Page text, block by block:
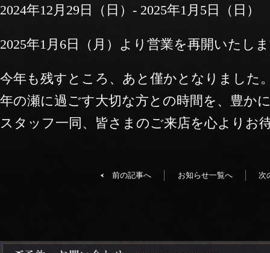
2024年12月29日（日）- 2025年1月5日（日
2025年1月6日（月）より営業を再開いたし
今年も残すところ、あと僅かとなりました
年の瀬に過ごす大切な方との時間を、豊か
スタッフ一同、皆さまのご来店を心よりお
前の記事へ お知らせ一覧へ 次